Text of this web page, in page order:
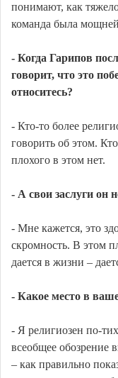
понимают, как
команда была
- Когда Гарипов
говорит, что это
относитесь?
- Кто-то более
говорить об этом.
плохого в этом нет.
- А свои заслуги он
- Мне кажется, это
скромность. В этом
дается в жизни –
- Какое место в
- Я религиозен по-
всеобщее обозрение
– как правильно